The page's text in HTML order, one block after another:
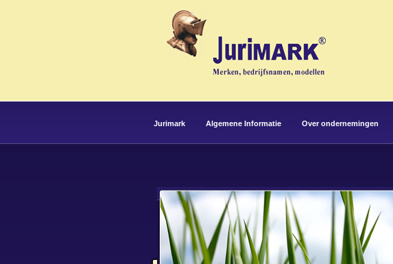
Jurimark Algemene Informatie Over ondernemingen